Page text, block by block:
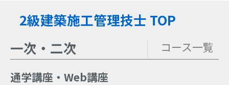
2級建築施工管理技士 TOP
一次・二次
コース一覧
通学講座・Web講座